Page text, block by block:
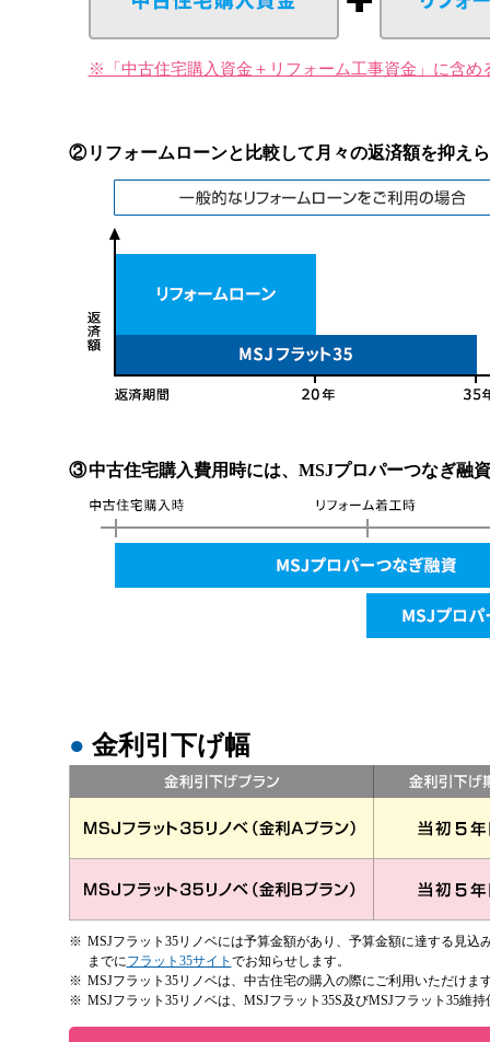
※「中古住宅購入資金＋リフォーム工事資金」に含め
②リフォームローンと比較して月々の返済額を抑え
③中古住宅購入費用時には、MSJプロパーつなぎ融
● 金利引下げ幅
※ MSJフラット35リノベには予算金額があり、予算金額に達する見
までにフラット35サイト でお知らせします。
※ MSJフラット35リノベは、中古住宅の購入の際にご利用いただけ
※ MSJフラット35リノベは、MSJフラット35S及びMSJフラット35維